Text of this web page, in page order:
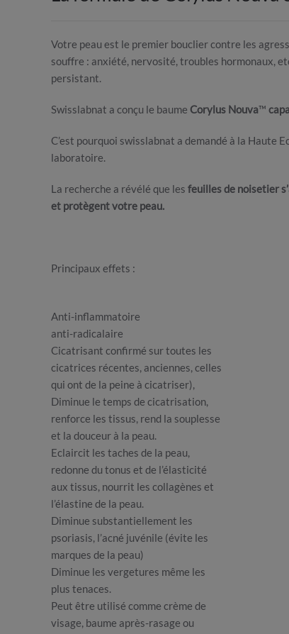
Votre peau est le premier bouclier contre les
souffre : anxiété, nervosité, troubles hormonaux,
persistant.
Swisslabnat a conçu le baume Corylus Nouva™
C’est pourquoi swisslabnat a demandé à la Haute
laboratoire.
La recherche a révélé que les feuilles de noisetier
et protègent votre peau.
Principaux effets :
Anti-inflammatoire
anti-radicalaire
Cicatrisant confirmé sur toutes les
cicatrices récentes, anciennes, celles
qui ont de la peine à cicatriser),
Diminue le temps de cicatrisation,
renforce les tissus, rend la souplesse
et la douceur à la peau.
Eclaircit les taches de la peau,
redonne du tonus et de l’élasticité
aux tissus, nourrit les collagènes et
l’élastine de la peau.
Diminue substantiellement les
psoriasis, l’acné juvénile (évite les
marques de la peau)
Diminue les vergetures même les
plus tenaces.
Peut être utilisé comme crème de
visage, baume après-rasage ou